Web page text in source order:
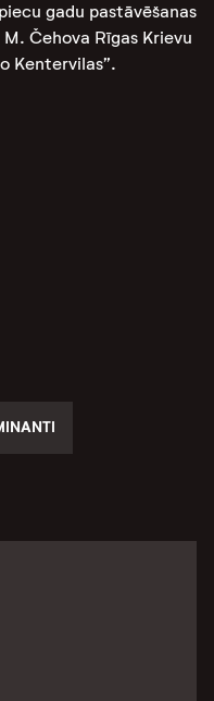
gadu pastāvēšanas
Čehova Rīgas Krievu
Kentervilas”.